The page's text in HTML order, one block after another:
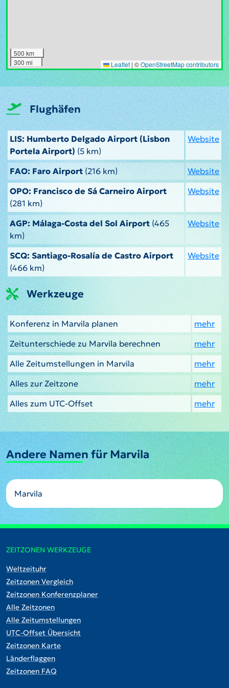
500 km
300 mi
Leaflet | ©OpenStreetMap contributors
Flughäfen
LIS: Humberto Delgado Airport (Lisbon
Portela Airport) (5 km)
Website
FAO: Faro Airport(216 km)
Website
OPO: Francisco de Sá Carneiro Airport
(281 km)
Website
AGP: Málaga-Costa del Sol Airport (465
km)
Website
SCQ: Santiago-Rosalía de Castro Airport
(466 km)
Website
Werkzeuge
Konferenz in Marvila planen
mehr
Zeitunterschiede zu Marvila berechnen
mehr
Alle Zeitumstellungen in Marvila
mehr
Alles zur Zeitzone
mehr
Alles zum UTC-Offset
mehr
Andere Namen für Marvila
Marvila
ZEITZONEN WERKZEUGE
Weltzeituhr
Zeitzonen Vergleich
Zeitzonen Konferenzplaner
Alle Zeitzonen
Alle Zeitumstellungen
UTC-Offset Übersicht
Zeitzonen Karte
Länderflaggen
Zeitzonen FAQ